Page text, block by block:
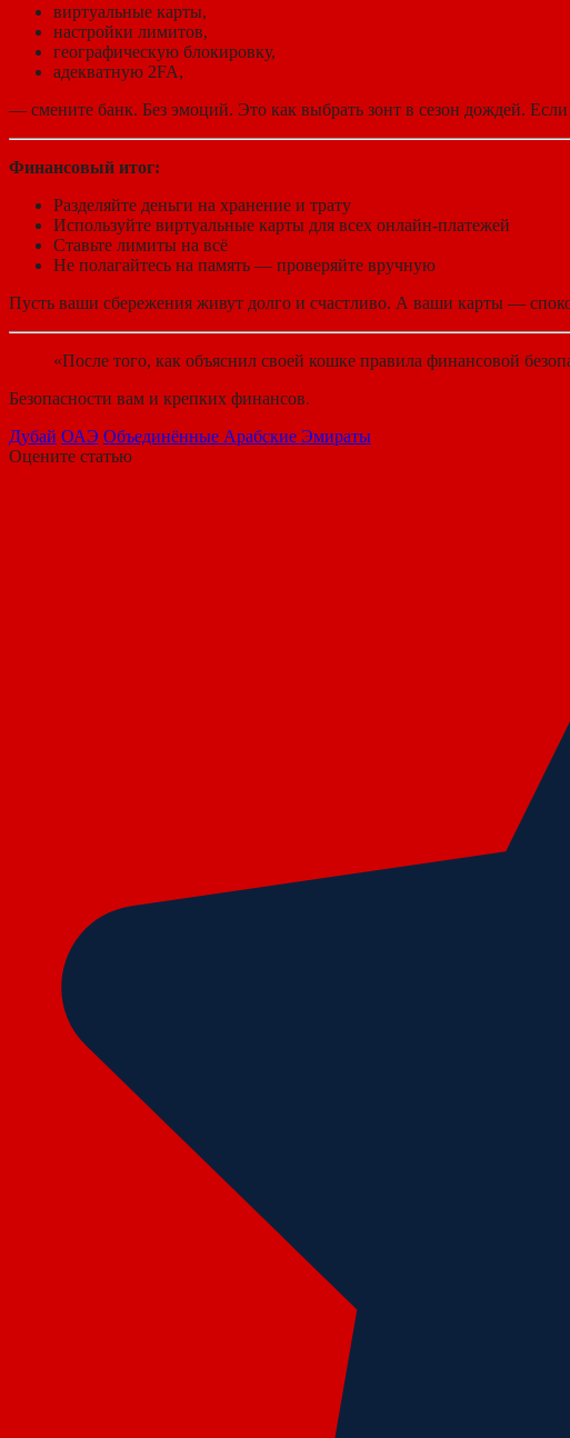
виртуальные карты,
настройки лимитов,
географическую блокировку,
адекватную 2FA,
— смените банк. Без эмоций. Это как выбрать зонт в сезон дождей.
Финансовый итог:
Разделяйте деньги на хранение и трату
Используйте виртуальные карты для всех онлайн-платежей
Ставьте лимиты на всё
Не полагайтесь на память — проверяйте вручную
Пусть ваши сбережения живут долго и счастливо. А ваши карты —
«После того, как объяснил своей кошке правила финансовой
Безопасности вам и крепких финансов.
Дубай ОАЭ Объединённые Арабские Эмираты
Оцените статью